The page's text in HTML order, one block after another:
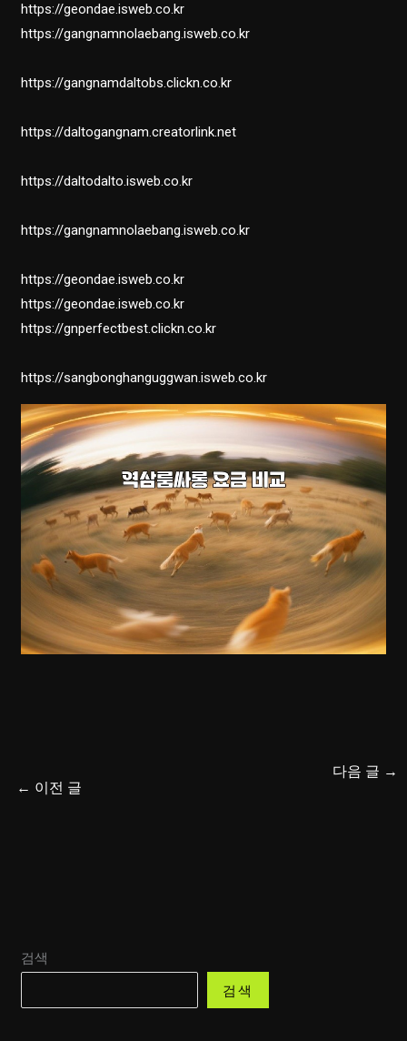
https://geondae.isweb.co.kr
https://gangnamnolaebang.isweb.co.kr
https://gangnamdaltobs.clickn.co.kr
https://daltogangnam.creatorlink.net
https://daltodalto.isweb.co.kr
https://gangnamnolaebang.isweb.co.kr
https://geondae.isweb.co.kr
https://geondae.isweb.co.kr
https://gnperfectbest.clickn.co.kr
https://sangbonghanguggwan.isweb.co.kr
← 이전 글
다음 글 →
검색
검색